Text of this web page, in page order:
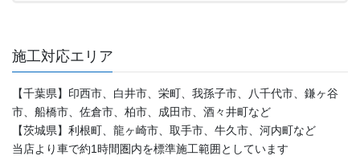
施工対応エリア
【千葉県】印西市、白井市、栄町、我孫子市、八千代市、鎌ヶ谷
市、船橋市、佐倉市、柏市、成田市、酒々井町など
【茨城県】利根町、龍ヶ崎市、取手市、牛久市、河内町など
当店より車で約1時間圏内を標準施工範囲としています